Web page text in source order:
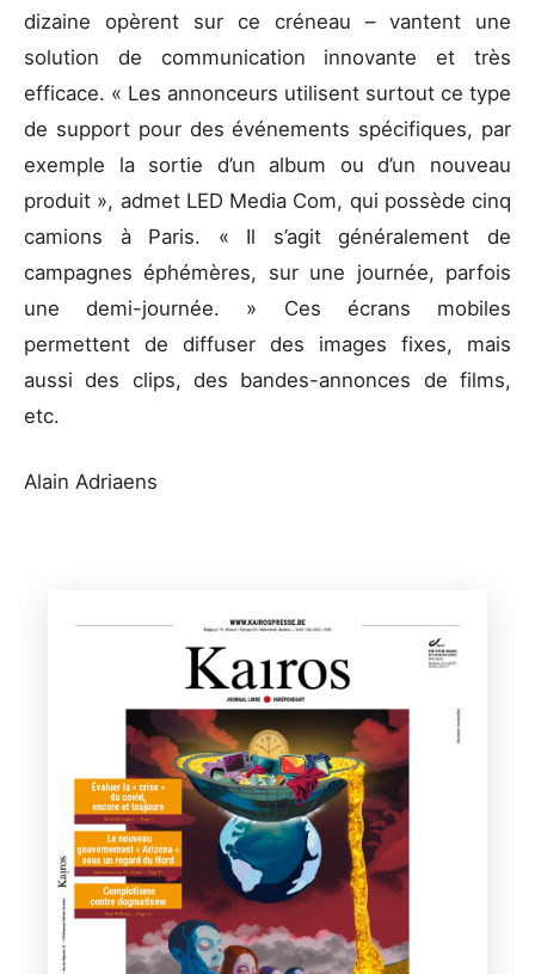
dizaine opèrent sur ce créneau – vantent une
solution de communication innovante et très
efficace. « Les annonceurs utilisent surtout ce type
de support pour des événements spécifiques, par
exemple la sortie d’un album ou d’un nouveau
produit », admet LED Media Com, qui possède cinq
camions à Paris. « Il s’agit généralement de
campagnes éphémères, sur une journée, parfois
une demi-journée. » Ces écrans mobiles
permettent de diffuser des images fixes, mais
aussi des clips, des bandes-annonces de films,
etc.
Alain Adriaens